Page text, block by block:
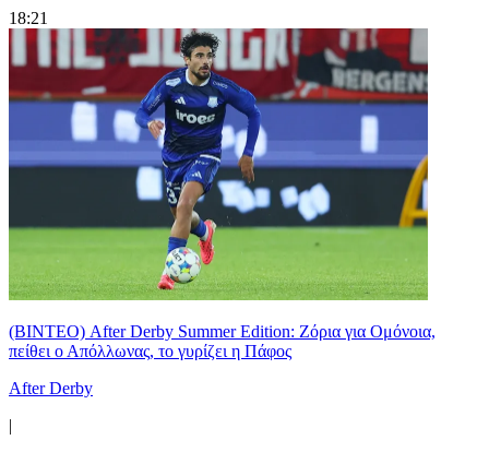
18:21
(ΒΙΝΤΕΟ) After Derby Summer Edition: Ζόρια για Ομόνοια,
πείθει ο Απόλλωνας, το γυρίζει η Πάφος
After Derby
|